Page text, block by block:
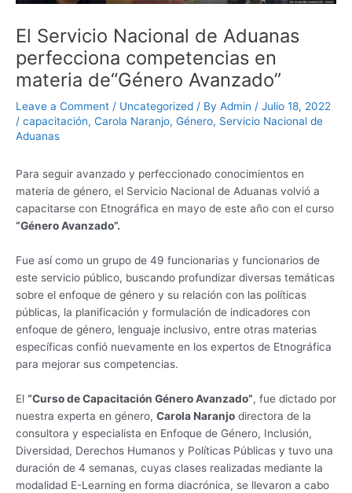
El Servicio Nacional de Aduanas
perfecciona competencias en
materia de“Género Avanzado”
Leave a Comment / Uncategorized / By Admin / Julio 18, 2022
/ capacitación, Carola Naranjo, Género, Servicio Nacional de
Aduanas
Para seguir avanzado y perfeccionado conocimientos en
materia de género, el Servicio Nacional de Aduanas volvió a
capacitarse con Etnográfica en mayo de este año con el curso
“Género Avanzado”.
Fue así como un grupo de 49 funcionarias y funcionarios de
este servicio público, buscando profundizar diversas temáticas
sobre el enfoque de género y su relación con las políticas
públicas, la planificación y formulación de indicadores con
enfoque de género, lenguaje inclusivo, entre otras materias
específicas confió nuevamente en los expertos de Etnográfica
para mejorar sus competencias.
El “Curso de Capacitación Género Avanzado”, fue dictado por
nuestra experta en género, Carola Naranjo directora de la
consultora y especialista en Enfoque de Género, Inclusión,
Diversidad, Derechos Humanos y Políticas Públicas y tuvo una
duración de 4 semanas, cuyas clases realizadas mediante la
modalidad E-Learning en forma diacrónica, se llevaron a cabo